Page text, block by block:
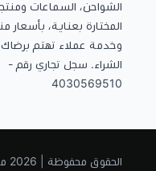
الشواحن، السماعات
المختارة بعناية، بأسعار
وخدمة عملاء تهتم
الشراء. سجل تجاري رقم -
4030569510
الحقوق محفوظة | 2026